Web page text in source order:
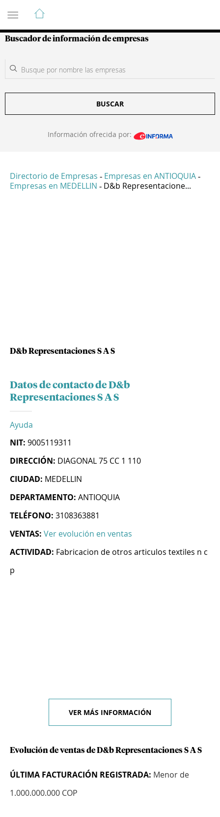
Guía de Empresas Colombianas
Buscador de información de empresas
BUSCAR
Información ofrecida por:
Directorio de Empresas - Empresas en ANTIOQUIA -
Empresas en MEDELLIN - D&b Representacione...
D&b Representaciones S A S
Datos de contacto de D&b
Representaciones S A S
Ayuda
NIT: 9005119311
DIRECCIÓN: DIAGONAL 75 CC 1 110
CIUDAD: MEDELLIN
DEPARTAMENTO: ANTIOQUIA
TELÉFONO: 3108363881
VENTAS: Ver evolución en ventas
ACTIVIDAD: Fabricacion de otros articulos textiles n c
p
VER MÁS INFORMACIÓN
Evolución de ventas de D&b Representaciones S A S
ÚLTIMA FACTURACIÓN REGISTRADA: Menor de
1.000.000.000 COP